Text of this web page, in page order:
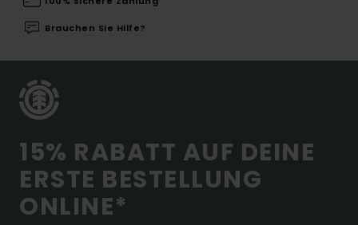
Brauchen Sie Hilfe?
15% RABATT AUF DEINE
ERSTE BESTELLUNG
ONLINE*